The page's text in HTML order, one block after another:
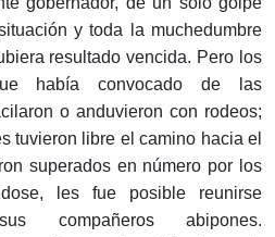
y toda la muchedumbre
resultado vencida. Pero los
había convocado de las
o anduvieron con rodeos;
tuvieron libre el camino hacia el
superados en número por los
les fue posible reunirse
compañeros abipones.